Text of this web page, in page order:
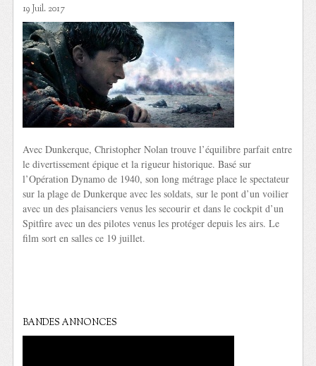
19 Juil. 2017
Avec Dunkerque, Christopher Nolan trouve l’équilibre parfait entre
le divertissement épique et la rigueur historique. Basé sur
l’Opération Dynamo de 1940, son long métrage place le spectateur
sur la plage de Dunkerque avec les soldats, sur le pont d’un voilier
avec un des plaisanciers venus les secourir et dans le cockpit d’un
Spitfire avec un des pilotes venus les protéger depuis les airs. Le
film sort en salles ce 19 juillet.
BANDES ANNONCES